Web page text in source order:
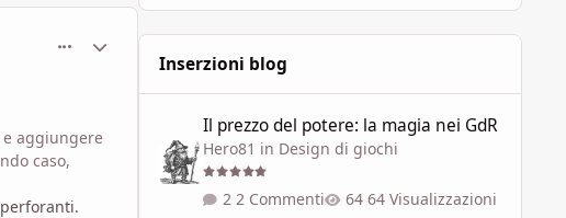
comment_1786968
Statistiche Autore
e aggiungere
caso,
Inserzioni blog
Il prezzo del potere: la magia nei GdR
Hero81 in Design di giochi
2 Commenti 64 Visualizzazioni